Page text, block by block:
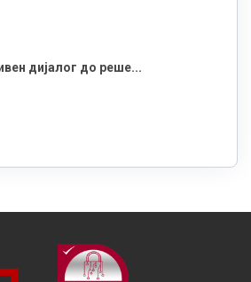
дијалог до реше...